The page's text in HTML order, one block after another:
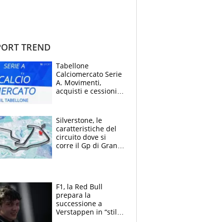
TREND
Tabellone
Calciomercato Serie
A. Movimenti,
acquisti e cessioni:
Silverstone, le
caratteristiche del
circuito dove si
corre il Gp di Gran
F1, la Red Bull
prepara la
successione a
Verstappen in “stile